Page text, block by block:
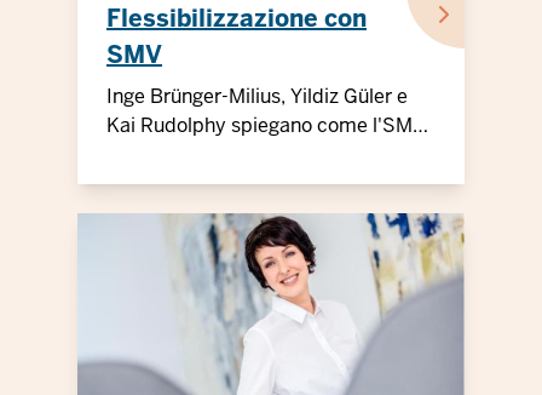
Flessibilizzazione con
SMV
Inge Brünger-Milius, Yildiz Güler e
Kai Rudolphy spiegano come l'SMV
dipendenti